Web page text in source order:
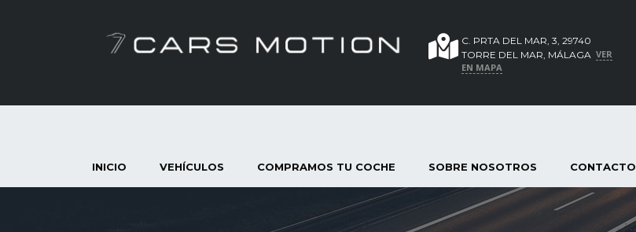
C. PRTA DEL MAR, 3, 29740
TORRE DEL MAR, MÁLAGA VER
EN MAPA
INICIO VEHÍCULOS COMPRAMOS TU COCHE SOBRE NOSOTROS CONTACTO